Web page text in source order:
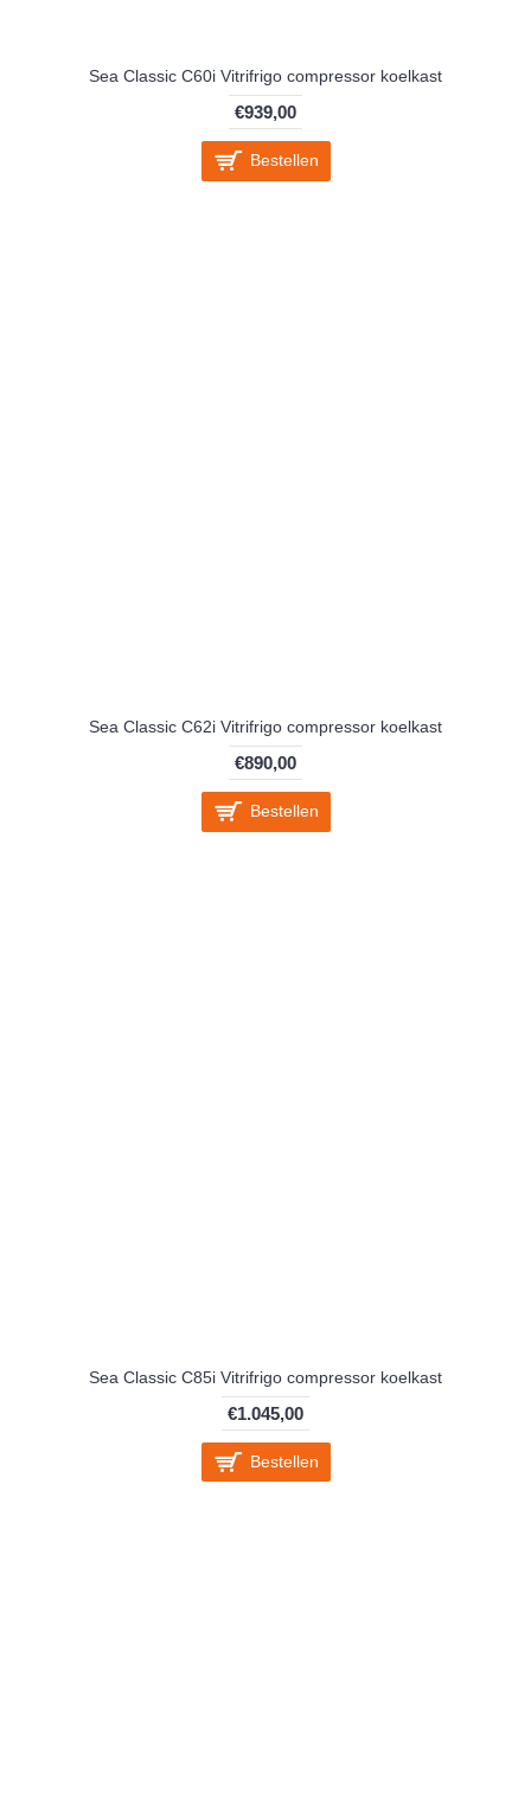
Sea Classic C60i Vitrifrigo compressor koelkast
€939,00
Bestellen
Sea Classic C62i Vitrifrigo compressor koelkast
€890,00
Bestellen
Sea Classic C85i Vitrifrigo compressor koelkast
€1.045,00
Bestellen